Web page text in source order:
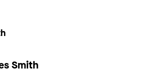
Smith